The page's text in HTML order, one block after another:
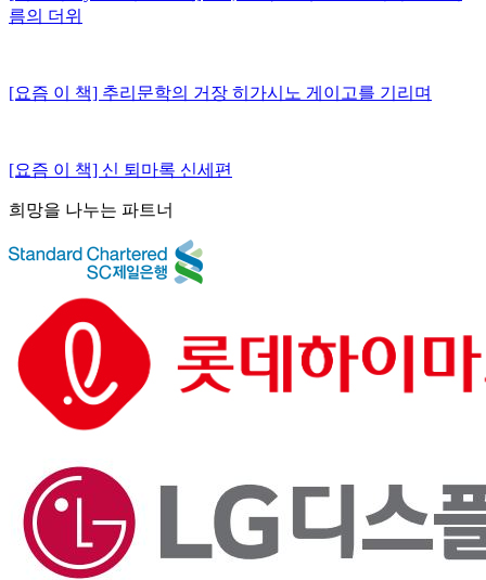
름의 더위
[요즘 이 책] 추리문학의 거장 히가시노 게이고를 기리며
[요즘 이 책] 신 퇴마록 신세편
희망을 나누는 파트너